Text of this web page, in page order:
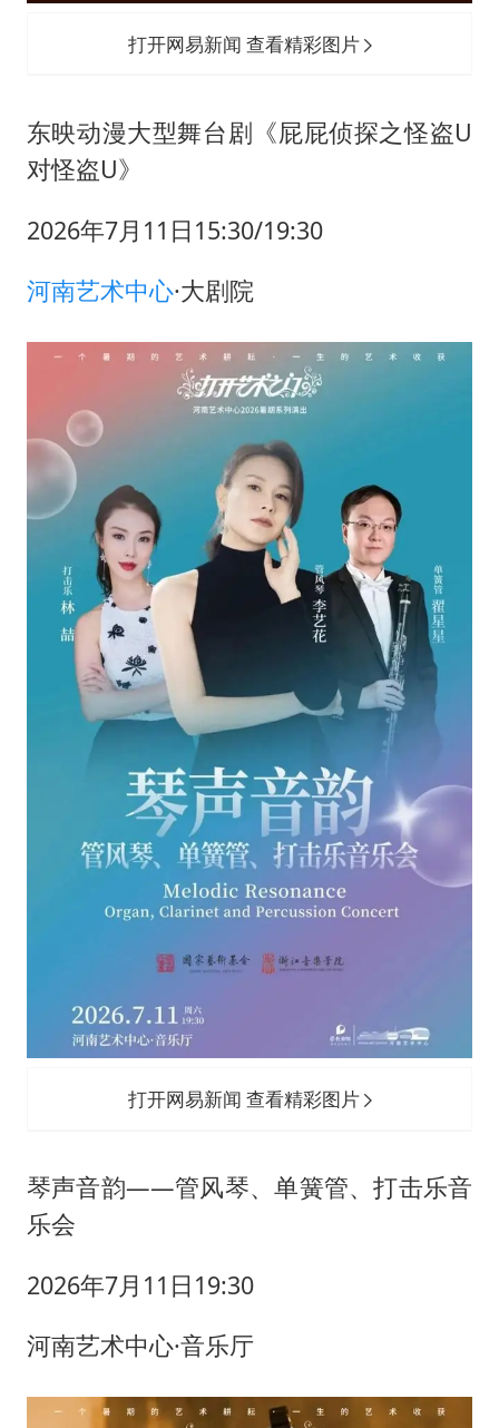
打开网易新闻 查看精彩图片
东映动漫大型舞台剧《屁屁侦探之怪盗U
对怪盗U》
2026年7月11日15:30/19:30
河南艺术中心·大剧院
打开网易新闻 查看精彩图片
琴声音韵——管风琴、单簧管、打击乐音
乐会
2026年7月11日19:30
河南艺术中心·音乐厅